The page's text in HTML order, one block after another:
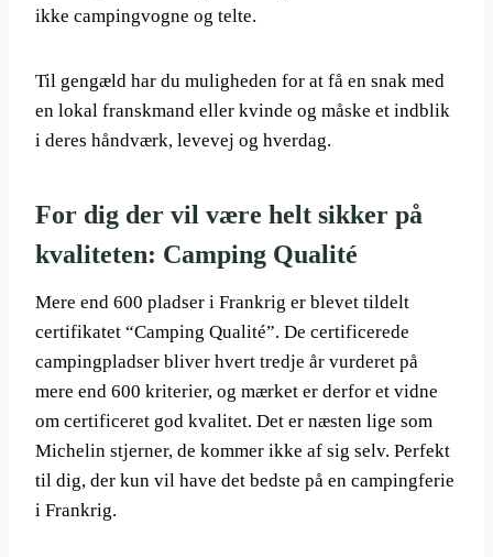
ikke campingvogne og telte.
Til gengæld har du muligheden for at få en snak med
en lokal franskmand eller kvinde og måske et indblik
i deres håndværk, levevej og hverdag.
For dig der vil være helt sikker på
kvaliteten: Camping Qualité
Mere end 600 pladser i Frankrig er blevet tildelt
certifikatet “Camping Qualité”. De certificerede
campingpladser bliver hvert tredje år vurderet på
mere end 600 kriterier, og mærket er derfor et vidne
om certificeret god kvalitet. Det er næsten lige som
Michelin stjerner, de kommer ikke af sig selv. Perfekt
til dig, der kun vil have det bedste på en campingferie
i Frankrig.